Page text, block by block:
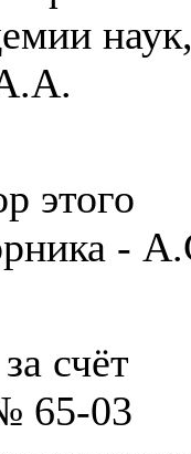
этого
-
счёт
65-03